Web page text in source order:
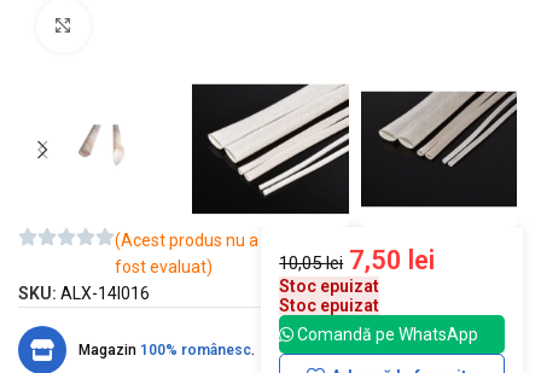
(Acest produs nu a
fost evaluat)
SKU: ALX-14I016
Magazin 100% românesc.
10,05lei 7,50 lei
Stoc epuizat
Stoc epuizat
Comandă pe WhatsApp